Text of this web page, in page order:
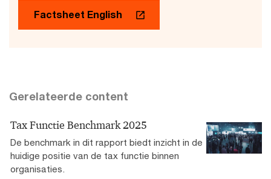
Factsheet English
Gerelateerde content
Tax Functie Benchmark 2025
De benchmark in dit rapport biedt inzicht in de
huidige positie van de tax functie binnen
organisaties.